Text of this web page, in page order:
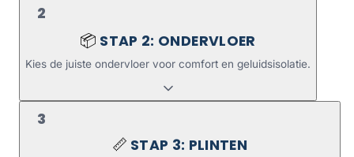
2
📦 STAP 2: ONDERVLOER
Kies de juiste ondervloer voor comfort en geluidsisolatie.
3
📏 STAP 3: PLINTEN